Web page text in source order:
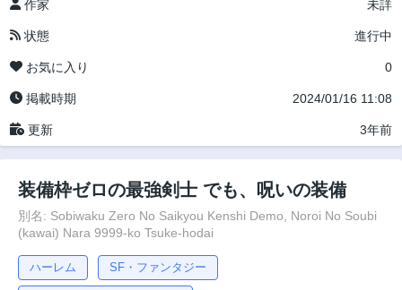
作家 未詳
状態 進行中
お気に入り 0
掲載時期 2024/01/16 11:08
更新 3年前
装備枠ゼロの最強剣士 でも、呪いの装備
別名: Sobiwaku Zero No Saikyou Kenshi Demo, Noroi No Soubi
(kawai) Nara 9999-ko Tsuke-hodai
ハーレム SF・ファンタジー